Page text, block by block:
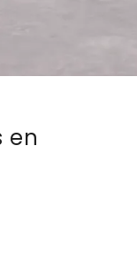
en